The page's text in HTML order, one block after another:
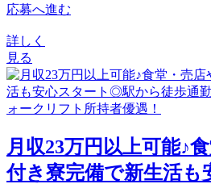
応募へ進む
詳しく
見る
月収23万円以上可能♪
付き寮完備で新生活